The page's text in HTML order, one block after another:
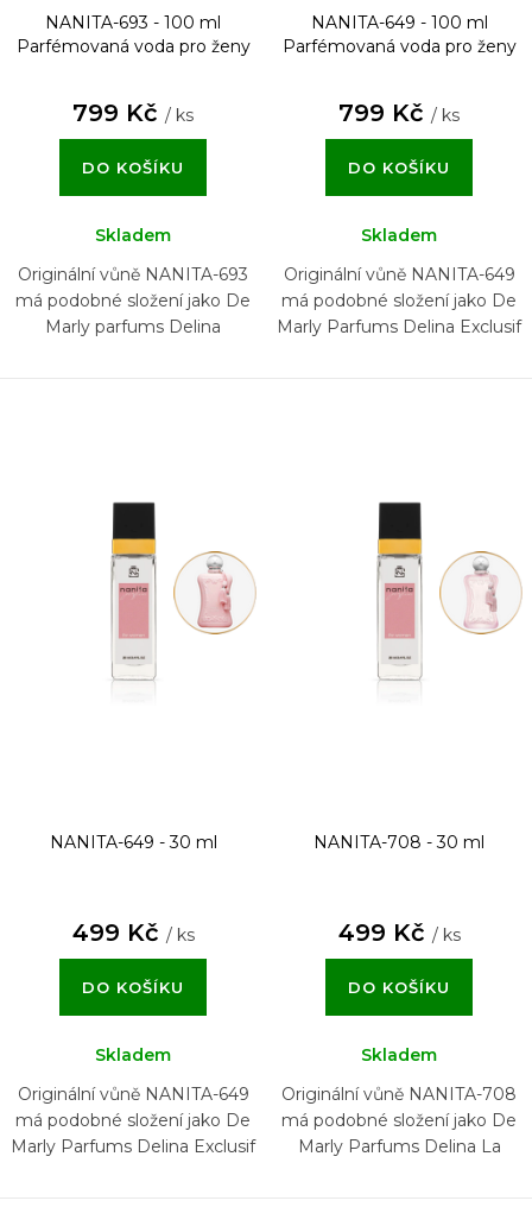
NANITA-693 - 100 ml
Parfémovaná voda pro ženy
799 Kč / ks
DO KOŠÍKU
Skladem
Originální vůně NANITA-693
má podobné složení jako De
Marly parfums Delina
NANITA-649 - 100 ml
Parfémovaná voda pro ženy
799 Kč / ks
DO KOŠÍKU
Skladem
Originální vůně NANITA-649
má podobné složení jako De
Marly Parfums Delina Exclusif
NANITA-649 - 30 ml
499 Kč / ks
DO KOŠÍKU
Skladem
Originální vůně NANITA-649
má podobné složení jako De
Marly Parfums Delina Exclusif
NANITA-708 - 30 ml
499 Kč / ks
DO KOŠÍKU
Skladem
Originální vůně NANITA-708
má podobné složení jako De
Marly Parfums Delina La